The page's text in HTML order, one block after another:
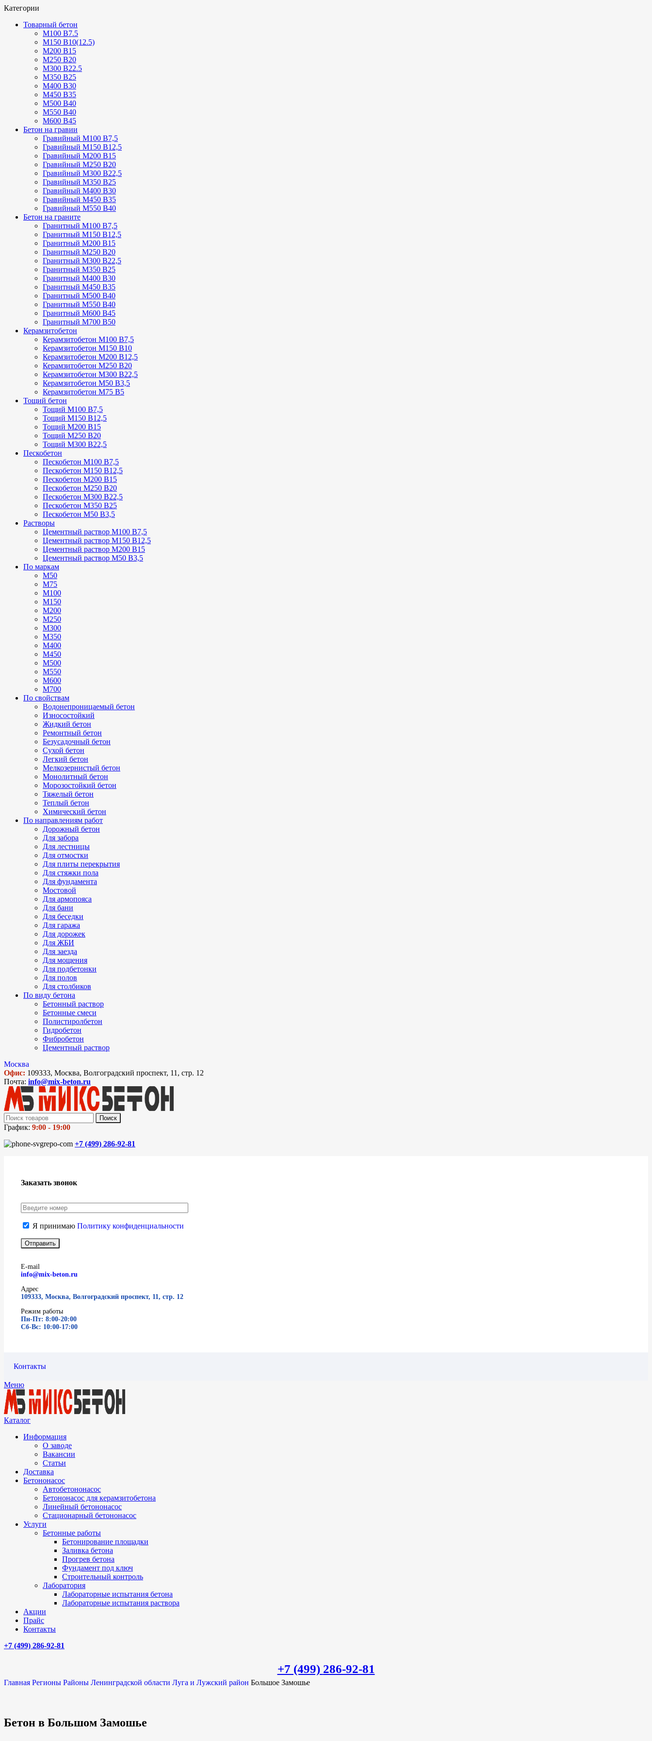
Категории
Товарный бетон
М100 В7.5
М150 В10(12.5)
М200 В15
М250 В20
М300 В22.5
М350 В25
М400 В30
М450 В35
М500 В40
М550 В40
М600 В45
Бетон на гравии
Гравийный М100 В7,5
Гравийный М150 В12,5
Гравийный М200 В15
Гравийный М250 В20
Гравийный М300 В22,5
Гравийный М350 В25
Гравийный М400 В30
Гравийный М450 В35
Гравийный М550 В40
Бетон на граните
Гранитный М100 В7,5
Гранитный М150 В12,5
Гранитный М200 В15
Гранитный М250 В20
Гранитный М300 В22,5
Гранитный М350 В25
Гранитный М400 В30
Гранитный М450 В35
Гранитный М500 В40
Гранитный М550 В40
Гранитный М600 В45
Гранитный М700 В50
Керамзитобетон
Керамзитобетон М100 В7,5
Керамзитобетон М150 В10
Керамзитобетон М200 В12,5
Керамзитобетон М250 В20
Керамзитобетон М300 В22,5
Керамзитобетон М50 В3,5
Керамзитобетон М75 В5
Тощий бетон
Тощий М100 В7,5
Тощий М150 В12,5
Тощий М200 В15
Тощий М250 В20
Тощий М300 В22,5
Пескобетон
Пескобетон М100 В7,5
Пескобетон М150 В12,5
Пескобетон М200 В15
Пескобетон М250 В20
Пескобетон М300 В22,5
Пескобетон М350 В25
Пескобетон М50 В3,5
Растворы
Цементный раствор М100 В7,5
Цементный раствор М150 В12,5
Цементный раствор М200 В15
Цементный раствор М50 В3,5
По маркам
М50
М75
М100
М150
М200
М250
М300
М350
М400
М450
М500
М550
М600
М700
По свойствам
Водонепроницаемый бетон
Износостойкий
Жидкий бетон
Ремонтный бетон
Безусадочный бетон
Сухой бетон
Легкий бетон
Мелкозернистый бетон
Монолитный бетон
Морозостойкий бетон
Тяжелый бетон
Теплый бетон
Химический бетон
По направлениям работ
Дорожный бетон
Для забора
Для лестницы
Для отмостки
Для плиты перекрытия
Для стяжки пола
Для фундамента
Мостовой
Для армопояса
Для бани
Для беседки
Для гаража
Для дорожек
Для ЖБИ
Для заезда
Для мощения
Для подбетонки
Для полов
Для столбиков
По виду бетона
Бетонный раствор
Бетонные смеси
Полистиролбетон
Гидробетон
Фибробетон
Цементный раствор
Москва
Офис: 109333, Москва, Волгоградский проспект, 11, стр. 12
Почта: info@mix-beton.ru
Поиск
График: 9:00 - 19:00
+7 (499) 286-92-81
Заказать звонок
Я принимаю Политику конфиденциальности
E-mail
info@mix-beton.ru
Адрес
109333, Москва, Волгоградский проспект, 11, стр. 12
Режим работы
Пн-Пт: 8:00-20:00
Сб-Вс: 10:00-17:00
Контакты
Меню
Каталог
Информация
О заводе
Вакансии
Статьи
Доставка
Бетононасос
Автобетононасос
Бетононасос для керамзитобетона
Линейный бетононасос
Стационарный бетононасос
Услуги
Бетонные работы
Бетонирование площадки
Заливка бетона
Прогрев бетона
Фундамент под ключ
Строительный контроль
Лаборатория
Лабораторные испытания бетона
Лабораторные испытания раствора
Акции
Прайс
Контакты
+7 (499) 286-92-81
+7 (499) 286-92-81
Главная Регионы Районы Ленинградской области Луга и Лужский район Большое Замошье
Бетон в Большом Замошье